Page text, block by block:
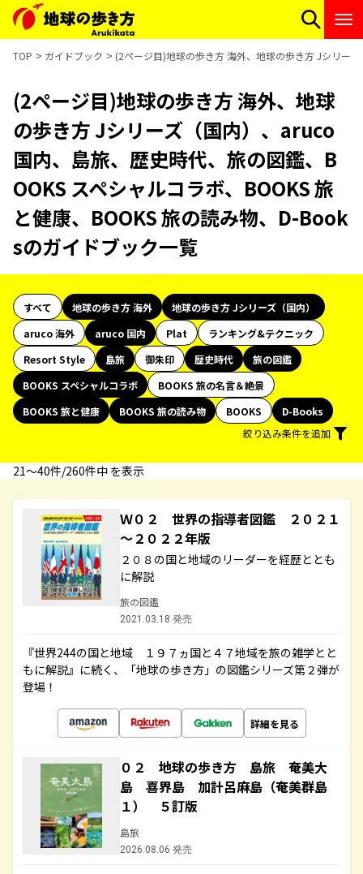
TOP ガイドブック (2ページ目)地球の歩き方 海外、地球の歩き方 Jシリー
(2ページ目)地球の歩き方 海外、地球
の歩き方 Jシリーズ（国内）、aruco
国内、島旅、歴史時代、旅の図鑑、B
OOKS スペシャルコラボ、BOOKS 旅
と健康、BOOKS 旅の読み物、D-Book
sのガイドブック一覧
すべて 地球の歩き方 海外
地球の歩き方 Jシリーズ（国内）
aruco 海外
aruco 国内 Plat
ランキング&テクニック
Resort Style
島旅 御朱印 歴史時代
旅の図鑑
BOOKS スペシャルコラボ
BOOKS 旅の名言＆絶景
BOOKS 旅と健康
BOOKS 旅の読み物 BOOKS
D-Books
絞り込み条件を追加
21〜40件/260件中 を表示
Ｗ０２ 世界の指導者図鑑 ２０２１
～２０２２年版
２０８の国と地域のリーダーを経歴ととも
に解説
旅の図鑑
2021.03.18 発売
『世界244の国と地域 １９７ヵ国と４７地域を旅の雑学とと
もに解説』に続く、「地球の歩き方」の図鑑シリーズ第２弾が
登場！
詳細を見る
０２ 地球の歩き方 島旅 奄美大
島 喜界島 加計呂麻島（奄美群島
１） ５訂版
島旅
2026.08.06 発売